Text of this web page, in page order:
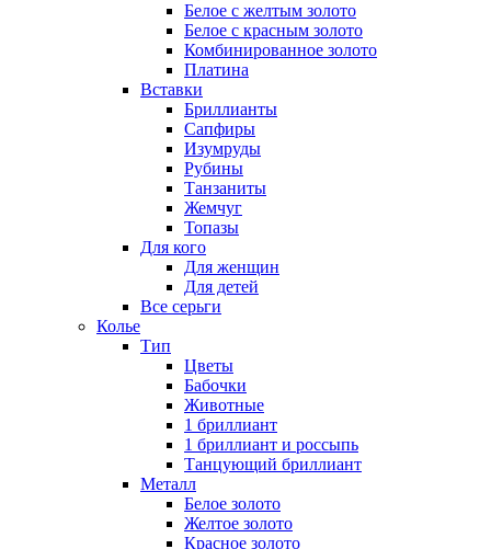
Белое с желтым золото
Белое с красным золото
Комбинированное золото
Платина
Вставки
Бриллианты
Сапфиры
Изумруды
Рубины
Танзаниты
Жемчуг
Топазы
Для кого
Для женщин
Для детей
Все серьги
Колье
Тип
Цветы
Бабочки
Животные
1 бриллиант
1 бриллиант и россыпь
Танцующий бриллиант
Металл
Белое золото
Желтое золото
Красное золото